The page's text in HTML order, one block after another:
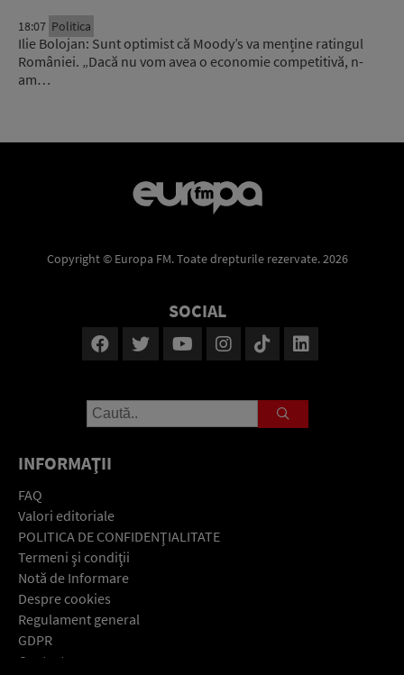
18:07 Politica
Ilie Bolojan: Sunt optimist că Moody’s va menține ratingul
României. „Dacă nu vom avea o economie competitivă, n-
am…
Copyright © Europa FM. Toate drepturile rezervate. 2026
SOCIAL
INFORMAŢII
FAQ
Valori editoriale
POLITICA DE CONFIDENŢIALITATE
Termeni şi condiţii
Notă de Informare
Despre cookies
Regulament general
GDPR
Contact